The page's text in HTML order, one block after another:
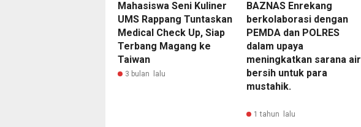
Mahasiswa Seni Kuliner
UMS Rappang Tuntaskan
Medical Check Up, Siap
Terbang Magang ke
Taiwan
3 bulan lalu
BAZNAS Enrekang
berkolaborasi dengan
PEMDA dan POLRES
dalam upaya
meningkatkan sarana air
bersih untuk para
mustahik.
1 tahun lalu